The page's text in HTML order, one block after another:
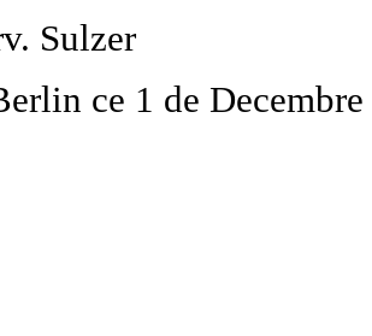
Sulzer
ce 1 de